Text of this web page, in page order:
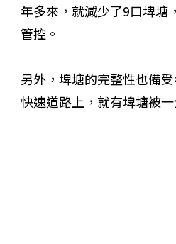
年多來，就減少了9口埤塘
管控。
另外，埤塘的完整性也備
快速道路上，就有埤塘被一